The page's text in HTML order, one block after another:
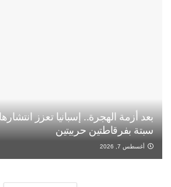
بعد أزمة الهجرة.. إسبانيا تعزز
سبتة بفرقاطتين حربيتين
أغسطس 7, 2026